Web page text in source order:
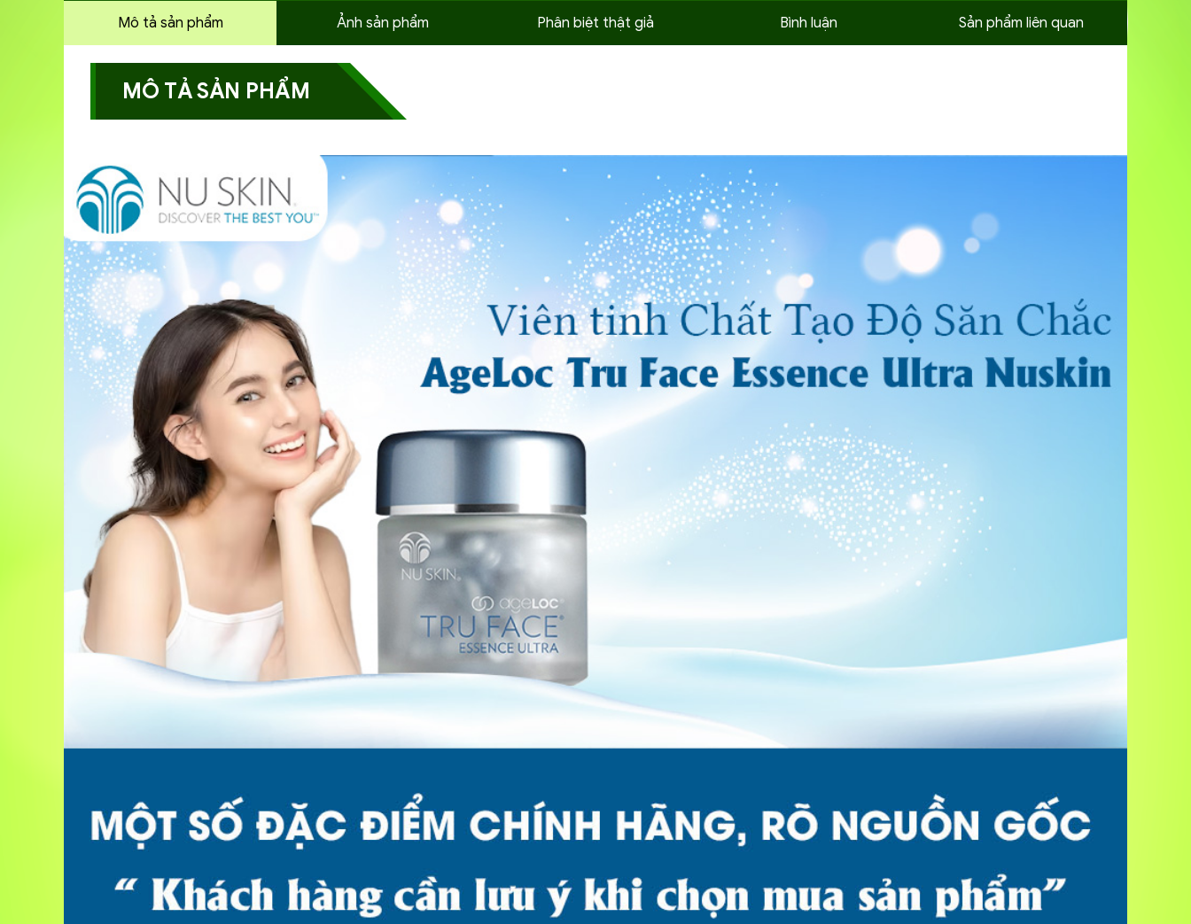
Mô tả sản phẩm Ảnh sản phẩm Phân biệt thật giả Bình luận Sản phẩm liên quan
MÔ TẢ SẢN PHẨM